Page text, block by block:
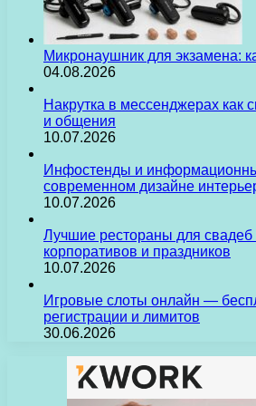
Микронаушник для экзамена:
04.08.2026
Накрутка в мессенджерах как
и общения
10.07.2026
Инфостенды и
современном дизайне
10.07.2026
Лучшие рестораны для
корпоративов и праздников
10.07.2026
Игровые слоты онлайн —
регистрации и лимитов
30.06.2026